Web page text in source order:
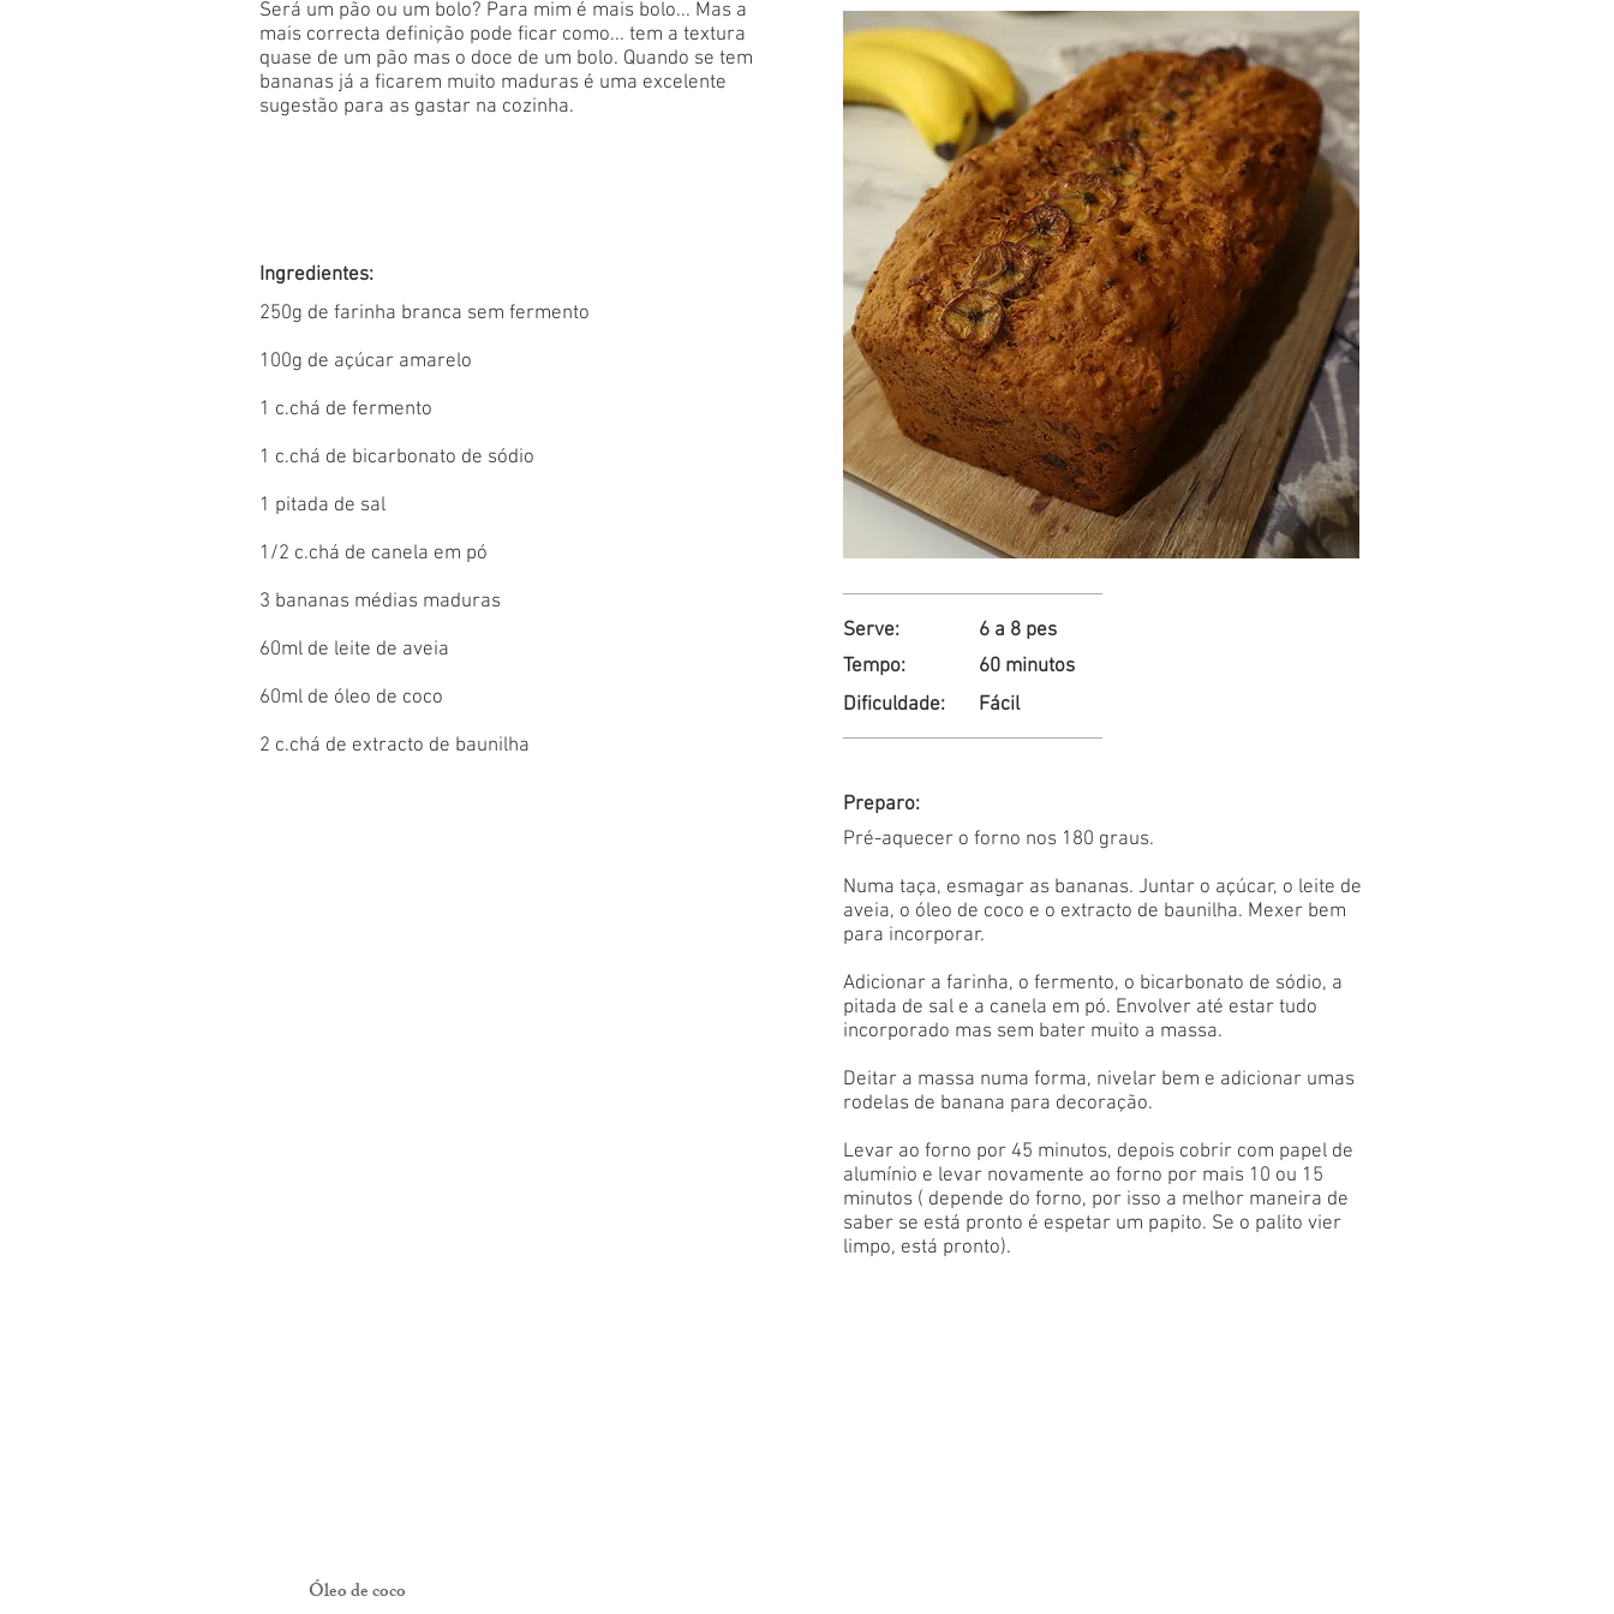
Será um pão ou um bolo? Para mim é mais bolo... Mas a
mais correcta definição pode ficar como... tem a textura
quase de um pão mas o doce de um bolo. Quando se tem
bananas já a ficarem muito maduras é uma excelente
sugestão para as gastar na cozinha.
Ingredientes:
250g de farinha branca sem fermento
100g de açúcar amarelo
1 c.chá de fermento
1 c.chá de bicarbonato de sódio
1 pitada de sal
1/2 c.chá de canela em pó
3 bananas médias maduras
60ml de leite de aveia
60ml de óleo de coco
2 c.chá de extracto de baunilha
Serve:
Tempo:
Dificuldade:
6 a 8 pes
60 minutos
Fácil
Preparo:
Óleo de coco
Pré-aquecer o forno nos 180 graus.
Numa taça, esmagar as bananas. Juntar o açúcar, o leite de
aveia, o óleo de coco e o extracto de baunilha. Mexer bem
para incorporar.
Adicionar a farinha, o fermento, o bicarbonato de sódio, a
pitada de sal e a canela em pó. Envolver até estar tudo
incorporado mas sem bater muito a massa.
Deitar a massa numa forma, nivelar bem e adicionar umas
rodelas de banana para decoração.
Levar ao forno por 45 minutos, depois cobrir com papel de
alumínio e levar novamente ao forno por mais 10 ou 15
minutos ( depende do forno, por isso a melhor maneira de
saber se está pronto é espetar um papito. Se o palito vier
limpo, está pronto).